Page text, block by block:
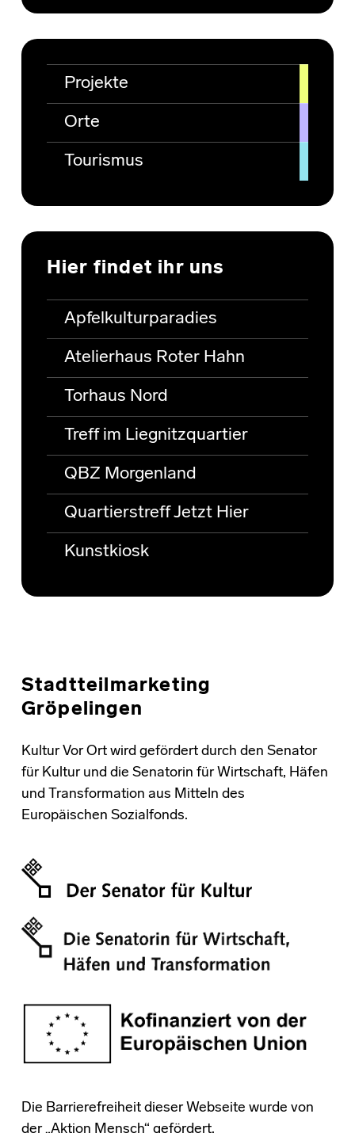
Projekte
Orte
Tourismus
Hier findet ihr uns
Apfelkulturparadies
Atelierhaus Roter Hahn
Torhaus Nord
Treff im Liegnitzquartier
QBZ Morgenland
Quartierstreff Jetzt Hier
Kunstkiosk
Stadtteilmarketing
Gröpelingen
Kultur Vor Ort wird gefördert durch den Senator
für Kultur und die Senatorin für Wirtschaft, Häfen
und Transformation aus Mitteln des
Europäischen Sozialfonds.
Die Barrierefreiheit dieser Webseite wurde von
der „Aktion Mensch“ gefördert.